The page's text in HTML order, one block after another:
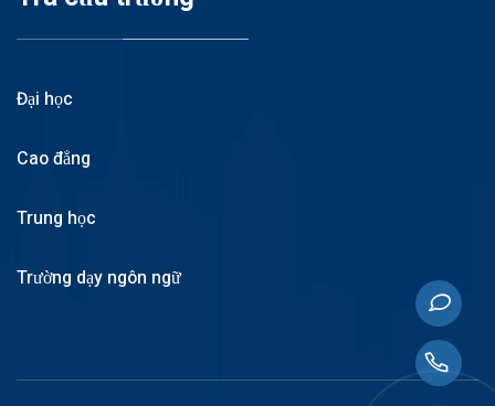
Đại học
Cao đẳng
Trung học
Trường dạy ngôn ngữ